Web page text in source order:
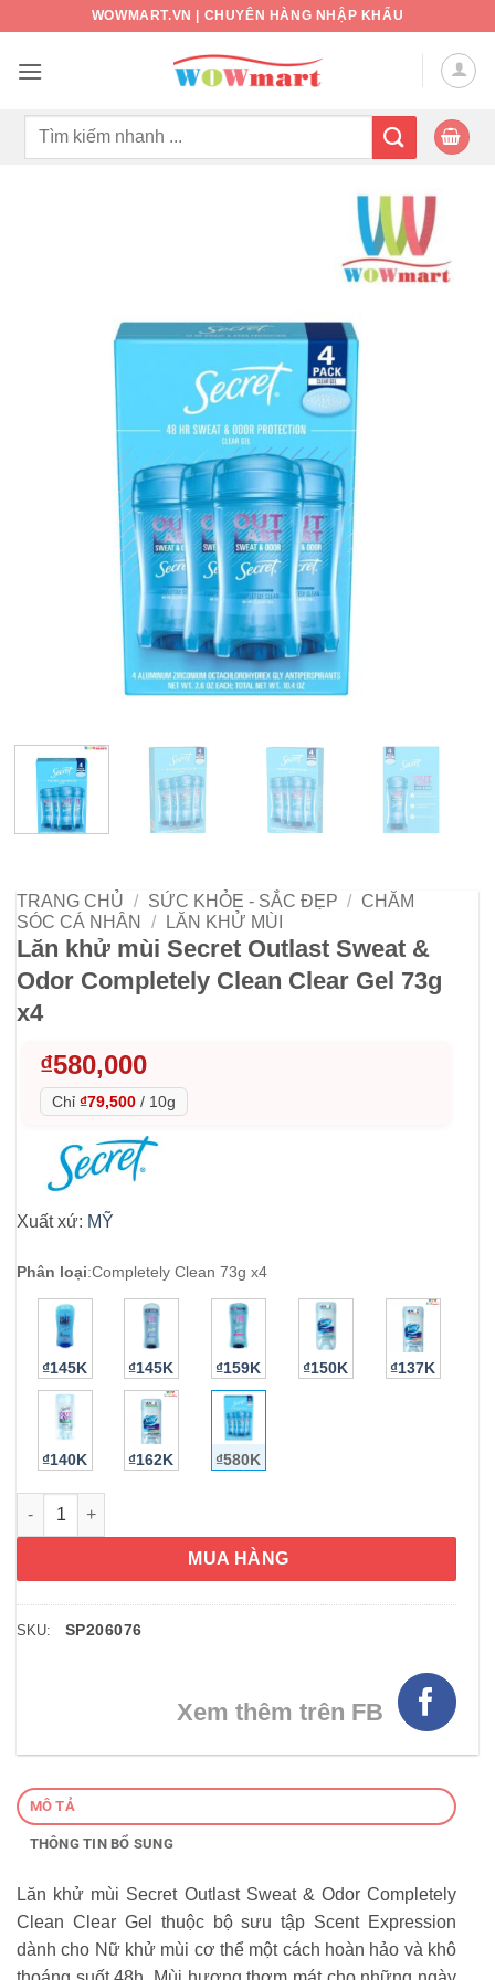
nội
WOWMART.VN | CHUYÊN HÀNG NHẬP KHẨU
Tìm
TRANG CHỦ / SỨC KHỎE - SẮC ĐẸP / CHĂM
SÓC CÁ NHÂN
/ LĂN KHỬ MÙI
Lăn khử mùi Secret Outlast Sweat &
Odor Completely Clean Clear Gel 73g
x4
₫580,000
Chỉ ₫79,500 / 10g
Xuất xứ: MỸ
Phân loại:Completely Clean 73g x4
₫145K ₫145K ₫159K ₫150K ₫137K
₫140K ₫162K ₫580K
Lăn khử mùi Secret Outlast Sweat & Odor Completely Clean
MUA HÀNG
SKU: SP206076
Xem thêm trên FB
MÔ TẢ
THÔNG TIN BỔ SUNG
Lăn khử mùi Secret Outlast Sweat & Odor Completely
Clean Clear Gel thuộc bộ sưu tập Scent Expression
dành cho Nữ khử mùi cơ thể một cách hoàn hảo và khô